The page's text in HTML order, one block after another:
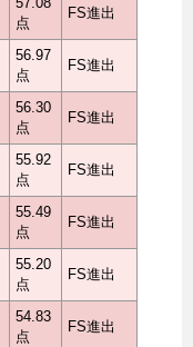
点
FS進出
56.97
点
FS進出
56.30
点
FS進出
55.92
点
FS進出
55.49
点
FS進出
55.20
点
FS進出
54.83
点
FS進出